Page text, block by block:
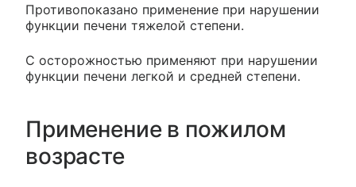
Противопоказано применение при нарушении
функции печени тяжелой степени.
С осторожностью применяют при нарушении
функции печени легкой и средней степени.
Применение в пожилом
возрасте